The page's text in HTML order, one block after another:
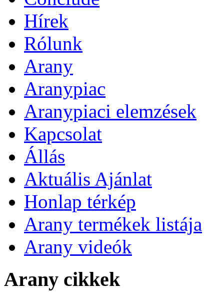
Hírek
Rólunk
Arany
Aranypiac
Aranypiaci elemzések
Kapcsolat
Állás
Aktuális Ajánlat
Honlap térkép
Arany termékek listája
Arany videók
Arany cikkek